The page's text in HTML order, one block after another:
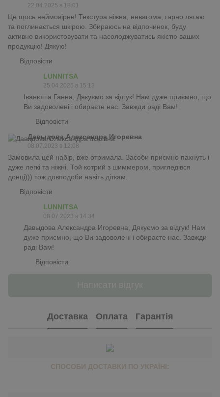
22.04.2025 в 18:01
Це щось неймовірне! Текстура ніжна, невагома, гарно лягаю
та поглинається шкірою. Збираюсь на відпочинок, буду
активно використовувати та насолоджуватись якістю ваших
продукцію! Дякую!
Відповісти
LUNNITSA
25.04.2025 в 15:13
Іванюша Ганна, Дякуємо за відгук! Нам дуже приємно, що
Ви задоволені і обираєте нас. Завжди раді Вам!
Відповісти
Давыдова Александра Игоревна
08.07.2023 в 12:08
Замовила цей набір, вже отримала. Засоби приємно пахнуть і
дуже легкі та ніжні. Той котрий з шиммером, пригледівся
донці))) тож довподоби навіть діткам.
Відповісти
LUNNITSA
08.07.2023 в 14:34
Давыдова Александра Игоревна, Дякуємо за відгук! Нам
дуже приємно, що Ви задоволені і обираєте нас. Завжди
раді Вам!
Відповісти
Доставка Оплата Гарантія
СПОСОБИ ДОСТАВКИ ПО УКРАЇНІ: